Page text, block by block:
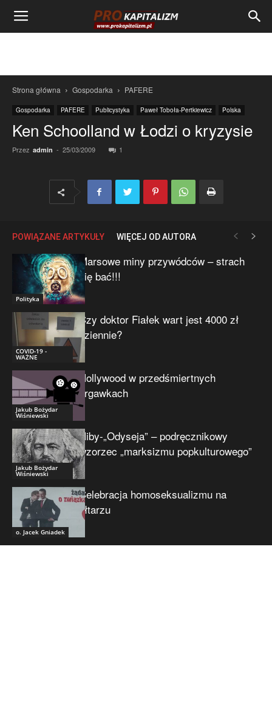
Strona główna Gospodarka PAFERE
Gospodarka PAFERE Publicystyka Paweł Toboła-Pertkiewicz Polska
Ken Schoolland w Łodzi o kryzysie
Przez admin - 25/03/2009 1
POWIĄZANE ARTYKUŁY WIĘCEJ OD AUTORA
Polityka
Marsowe miny przywódców – strach
się bać!!!
COVID-19 -
WAŻNE
Czy doktor Fiałek wart jest 4000 zł
dziennie?
Jakub Bożydar
Wiśniewski
Hollywood w przedśmiertnych
drgawkach
Jakub Bożydar
Wiśniewski
Niby-„Odyseja” – podręcznikowy
wzorzec „marksizmu popkulturowego”
o. Jacek Gniadek
Celebracja homoseksualizmu na
ołtarzu